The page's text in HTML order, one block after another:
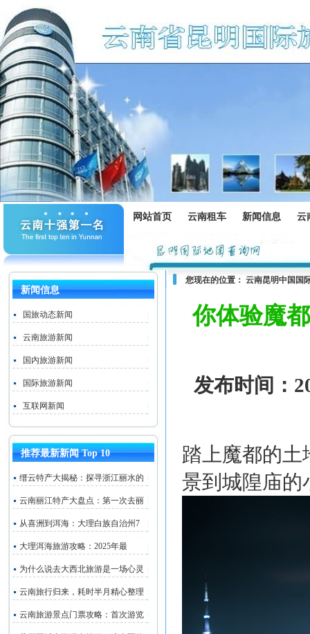
网站首页 云南租车 新闻信息 云
新闻信息
国旅动态新闻
云南旅游新闻
国内旅游新闻
国际旅游新闻
互联网新闻
推荐最新新闻 Top 10
缙云特产大揭秘：探寻浙江丽水的
云南丽江特产大盘点：第一次去丽
从喜洲到洱海：大理白族自治州7
大理洱海旅游攻略：2025年最
为什么说去大西北旅游是一场心灵
云南旅行归来，耗时半月精心整理
云南旅游景点门票攻略：首次游览
您现在的位置： 云南昆明中国国
你体验魔
发布时间：
踏上魔都的土
景到城隍庙的